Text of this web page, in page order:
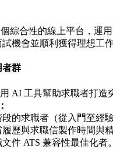
個綜合性的線上平台，
機會並順利獲得理想工
者群
AI 工具幫助求職者打造
的求職者（從入門至經
歷與求職信製作時間與精
件 ATS 兼容性最佳化者。